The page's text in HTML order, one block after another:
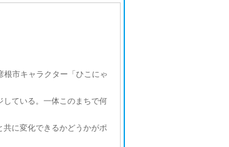
市キャラクター「ひこにゃ
ている。一体このまちで何
に変化できるかどうかがポ